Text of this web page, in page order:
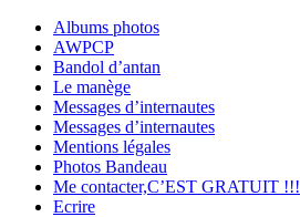
Albums photos
AWPCP
Bandol d’antan
Le manège
Messages d’internautes
Messages d’internautes
Mentions légales
Photos Bandeau
Me contacter,C’EST GRATUIT !!!
Ecrire